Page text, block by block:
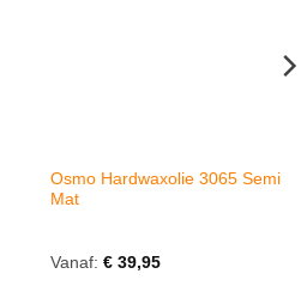
Osmo Hardwaxolie 3065 Semi
Mat
Vanaf: €39,95